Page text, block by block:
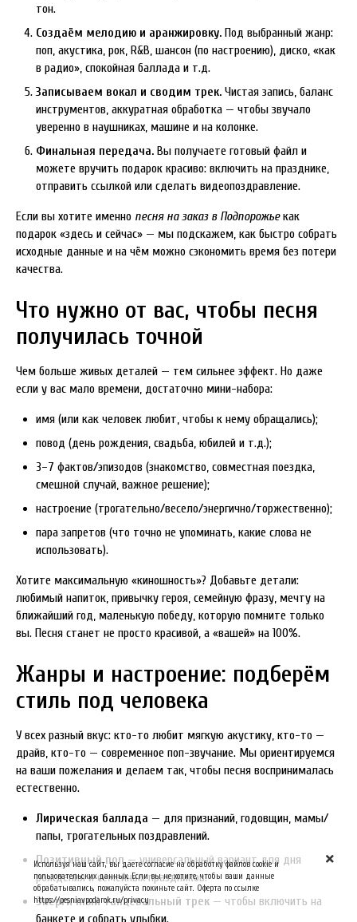
тон.
Создаём мелодию и аранжировку. Под выбранный жанр:
поп, акустика, рок, R&B, шансон (по настроению), диско, «как
в радио», спокойная баллада и т.д.
Записываем вокал и сводим трек. Чистая запись, баланс
инструментов, аккуратная обработка — чтобы звучало
уверенно в наушниках, машине и на колонке.
Финальная передача. Вы получаете готовый файл и
можете вручить подарок красиво: включить на празднике,
отправить ссылкой или сделать видеопоздравление.
Если вы хотите именно песня на заказ в Подпорожьекак
подарок «здесь и сейчас» — мы подскажем, как быстро собрать
исходные данные и на чём можно сэкономить время без потери
качества.
Что нужно от вас, чтобы песня
получилась точной
Чем больше живых деталей — тем сильнее эффект. Но даже
если у вас мало времени, достаточно мини-набора:
имя (или как человек любит, чтобы к нему обращались);
повод (день рождения, свадьба, юбилей и т.д.);
3–7 фактов/эпизодов (знакомство, совместная поездка,
смешной случай, важное решение);
настроение (трогательно/весело/энергично/торжественно);
пара запретов (что точно не упоминать, какие слова не
использовать).
Хотите максимальную «киношность»? Добавьте детали:
любимый напиток, привычку героя, семейную фразу, мечту на
ближайший год, маленькую победу, которую помните только
вы. Песня станет не просто красивой, а «вашей» на 100%.
Жанры и настроение: подберём
стиль под человека
У всех разный вкус: кто-то любит мягкую акустику, кто-то —
драйв, кто-то — современное поп-звучание. Мы ориентируемся
на ваши пожелания и делаем так, чтобы песня воспринималась
естественно.
Лирическая баллада — для признаний, годовщин, мамы/
папы, трогательных поздравлений.
Позитивный поп— универсальный вариант для дня
рождения и семейных праздников.
Энергичный танцевальный трек — чтобы включить на
Используя наш сайт, вы даете согласие на обработку файлов cookie и
пользовательских данных. Если вы не хотите, чтобы ваши данные
обрабатывались, пожалуйста покиньте сайт. Оферта по ссылке
https://pesniavpodarok.ru/privacy